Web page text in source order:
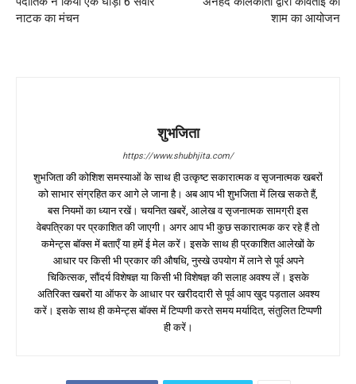
नाटक का मंचन
शाम का आयोजन
शुभजिता
https://www.shubhjita.com/
शुभजिता की कोशिश समस्याओं के साथ ही उत्कृष्ट सकारात्मक व सृजनात्मक खबरों
को साभार संग्रहित कर आगे ले जाना है। अब आप भी शुभजिता में लिख सकते हैं,
बस नियमों का ध्यान रखें। चयनित खबरें, आलेख व सृजनात्मक सामग्री इस
वेबपत्रिका पर प्रकाशित की जाएगी। अगर आप भी कुछ सकारात्मक कर रहे हैं तो
कमेन्ट्स बॉक्स में बताएँ या हमें ई मेल करें। इसके साथ ही प्रकाशित आलेखों के
आधार पर किसी भी प्रकार की औषधि, नुस्खे उपयोग में लाने से पूर्व अपने
चिकित्सक, सौंदर्य विशेषज्ञ या किसी भी विशेषज्ञ की सलाह अवश्य लें। इसके
अतिरिक्त खबरों या ऑफर के आधार पर खरीददारी से पूर्व आप खुद पड़ताल अवश्य
करें। इसके साथ ही कमेन्ट्स बॉक्स में टिप्पणी करते समय मर्यादित, संतुलित टिप्पणी
ही करें।